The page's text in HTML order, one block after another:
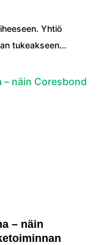
Yhtiö
tukeakseen…
– näin